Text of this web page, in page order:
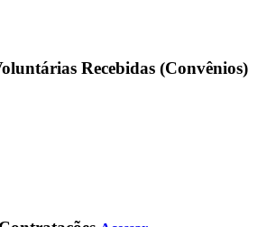
Recebidas (Convênios)